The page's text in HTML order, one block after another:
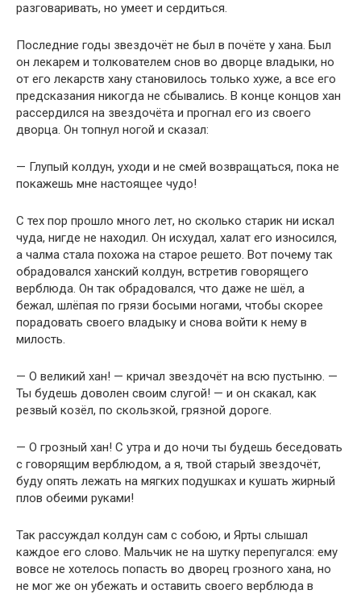
разговаривать, но умеет и сердиться.
Последние годы звездочёт не был в почёте у хана. Был
он лекарем и толкователем снов во дворце владыки, но
от его лекарств хану становилось только хуже, а все его
предсказания никогда не сбывались. В конце концов хан
рассердился на звездочёта и прогнал его из своего
дворца. Он топнул ногой и сказал:
— Глупый колдун, уходи и не смей возвращаться, пока не
покажешь мне настоящее чудо!
С тех пор прошло много лет, но сколько старик ни искал
чуда, нигде не находил. Он исхудал, халат его износился,
а чалма стала похожа на старое решето. Вот почему так
обрадовался ханский колдун, встретив говорящего
верблюда. Он так обрадовался, что даже не шёл, а
бежал, шлёпая по грязи босыми ногами, чтобы скорее
порадовать своего владыку и снова войти к нему в
милость.
— О великий хан! — кричал звездочёт на всю пустыню. —
Ты будешь доволен своим слугой! — и он скакал, как
резвый козёл, по скользкой, грязной дороге.
— О грозный хан! С утра и до ночи ты будешь беседовать
с говорящим верблюдом, а я, твой старый звездочёт,
буду опять лежать на мягких подушках и кушать жирный
плов обеими руками!
Так рассуждал колдун сам с собою, и Ярты слышал
каждое его слово. Мальчик не на шутку перепугался: ему
вовсе не хотелось попасть во дворец грозного хана, но
не мог же он убежать и оставить своего верблюда в